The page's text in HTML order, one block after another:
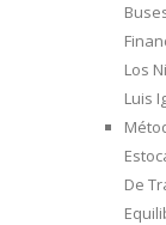
Los
Luis
De